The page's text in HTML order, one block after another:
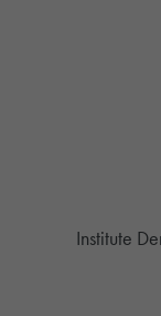
Institute